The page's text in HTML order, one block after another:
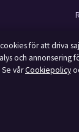
för att driva
och annonsering
vårCookiepolicy